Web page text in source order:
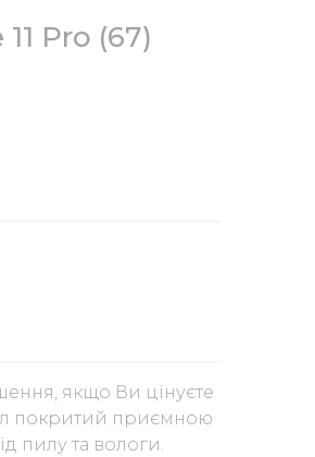
Pro (67)
якщо Ви цінуєте
покритий приємною
пилу та вологи.